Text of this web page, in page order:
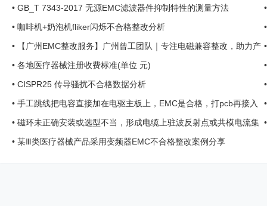
• GB_T 7343-2017 无源EMC滤波器件抑制特性的测量方法
• 咖啡机+奶泡机fliker闪烁不合格整改分析
•
【广州EMC整改服务】广州曾工团队｜专注电磁兼容整改，助力产
品快速通过认证！ ... ...
• 各地医疗器械注册收费标准(单位 元)
• CISPR25 传导骚扰不合格数据分析
• 手工跳线把电容直接加在电驱主板上，EMC是合格，打pcb再接入
主板，就不合格 ...
• 磁环未正确安装或选型不当，形成电缆上驻波反射点或共模电流集
中点，导致辐射增强 ...
• 某Ⅲ类医疗器械产品采用变频器EMC不合格整改案例分享